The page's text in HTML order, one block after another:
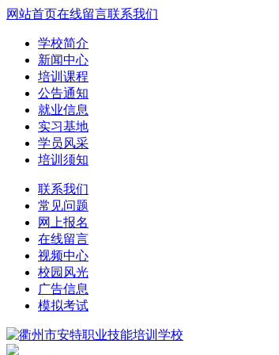
网站首页在线留言联系我们
学校简介
新闻中心
培训课程
公告通知
就业信息
实习基地
学员风采
培训须知
联系我们
常见问题
网上报名
在线留言
视频中心
校园风光
广告信息
模拟考试